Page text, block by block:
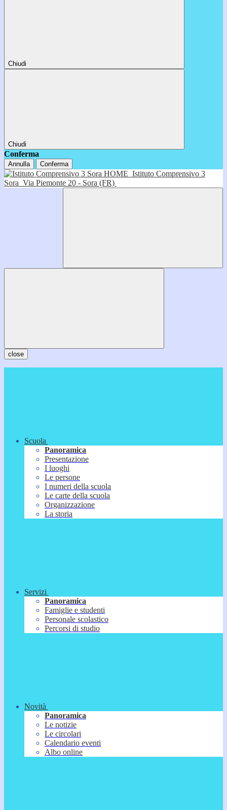
Chiudi
Chiudi
Conferma
Annulla Conferma
HOME Istituto Comprensivo 3
Sora Via Piemonte 20 - Sora (FR)
close
Scuola
Panoramica
Presentazione
I luoghi
Le persone
I numeri della scuola
Le carte della scuola
Organizzazione
La storia
Servizi
Panoramica
Famiglie e studenti
Personale scolastico
Percorsi di studio
Novità
Panoramica
Le notizie
Le circolari
Calendario eventi
Albo online